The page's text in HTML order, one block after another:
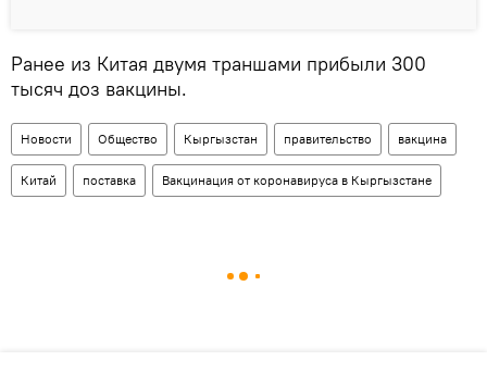
Ранее из Китая двумя траншами прибыли 300
тысяч доз вакцины.
Новости Общество Кыргызстан правительство вакцина
Китай поставка Вакцинация от коронавируса в Кыргызстане